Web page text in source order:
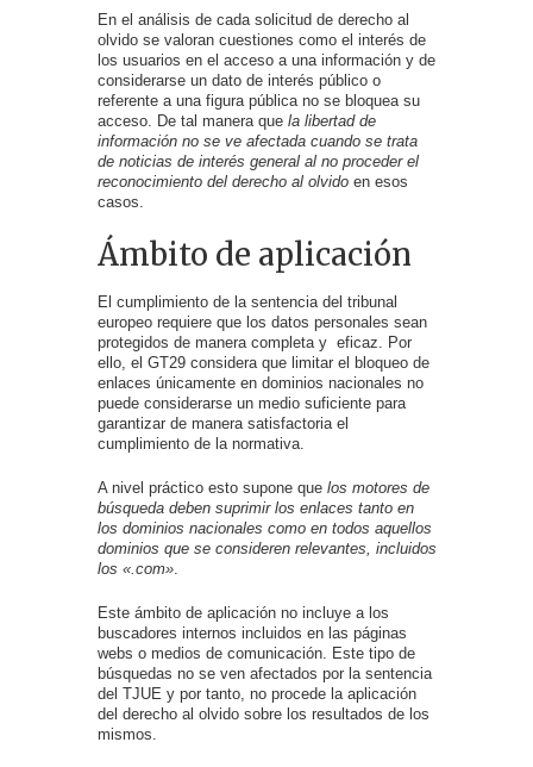
En el análisis de cada solicitud de derecho al
olvido se valoran cuestiones como el interés de
los usuarios en el acceso a una información y de
considerarse un dato de interés público o
referente a una figura pública no se bloquea su
acceso. De tal manera quela libertad de
información no se ve afectada cuando se trata
de noticias de interés general al no proceder el
reconocimiento del derecho al olvidoen esos
casos.
Ámbito de aplicación
El cumplimiento de la sentencia del tribunal
europeo requiere que los datos personales sean
protegidos de manera completa y eficaz. Por
ello, el GT29 considera que limitar el bloqueo de
enlaces únicamente en dominios nacionales no
puede considerarse un medio suficiente para
garantizar de manera satisfactoria el
cumplimiento de la normativa.
A nivel práctico esto supone que los motores de
búsqueda deben suprimir los enlaces tanto en
los dominios nacionales como en todos aquellos
dominios que se consideren relevantes, incluidos
los «.com».
Este ámbito de aplicación no incluye a los
buscadores internos incluidos en las páginas
webs o medios de comunicación. Este tipo de
búsquedas no se ven afectados por la sentencia
del TJUE y por tanto, no procede la aplicación
del derecho al olvido sobre los resultados de los
mismos.